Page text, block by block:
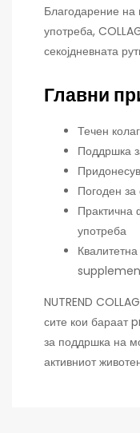
Благодарение на
употреба,
секојдневната
Главни
Течен
Поддршка
Погоден за
Практична
употреба
NUTREND
сите кои
за поддршка на
активниот